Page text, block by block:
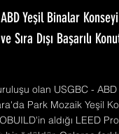
Yeşil Binalar
Sıra Dışı Başarılı
olan USGBC -
Park Mozaik Yeşil
aldığı LEED